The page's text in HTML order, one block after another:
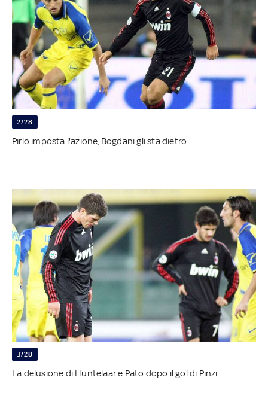
2/28
Pirlo imposta l'azione, Bogdani gli sta dietro
3/28
La delusione di Huntelaar e Pato dopo il gol di Pinzi